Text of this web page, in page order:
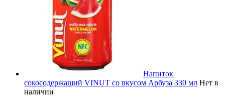
Напиток
сокосодержащий VINUT со вкусом Арбуза 330 мл Нет в
наличии